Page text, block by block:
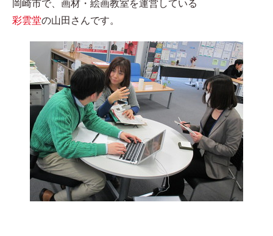
岡崎市で、画材・絵画教室を運営している
彩雲堂の山田さんです。